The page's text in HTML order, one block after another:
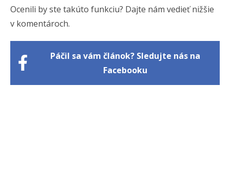
Ocenili by ste takúto funkciu? Dajte nám vedieť nižšie
v komentároch.
Páčil sa vám článok? Sledujte nás na
Facebooku